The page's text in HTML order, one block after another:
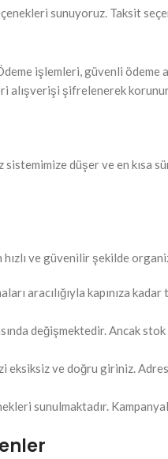
sunuyoruz. Taksit
işlemleri, güvenli
alışverişi şifrelenerek
düşer ve en kısa
ve güvenilir şekilde
aracılığıyla kapınıza
değişmektedir. Ancak
eksiksiz ve doğru giriniz.
sunulmaktadır.